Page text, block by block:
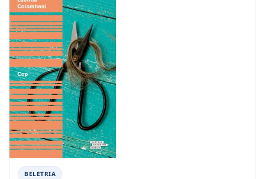
BELETRIA